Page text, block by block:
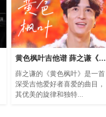
黄色枫叶吉他谱 薛之谦《黄色枫叶》指弹
薛之谦的《黄色枫叶》是一首
深受吉他爱好者喜爱的曲目，
其优美的旋律和独特...